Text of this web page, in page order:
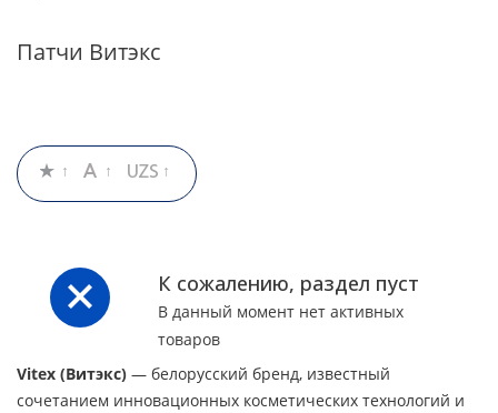
Патчи Витэкс
К сожалению, раздел пуст
В данный момент нет активных
товаров
Vitex (Витэкс) — белорусский бренд, известный
сочетанием инновационных косметических технологий и